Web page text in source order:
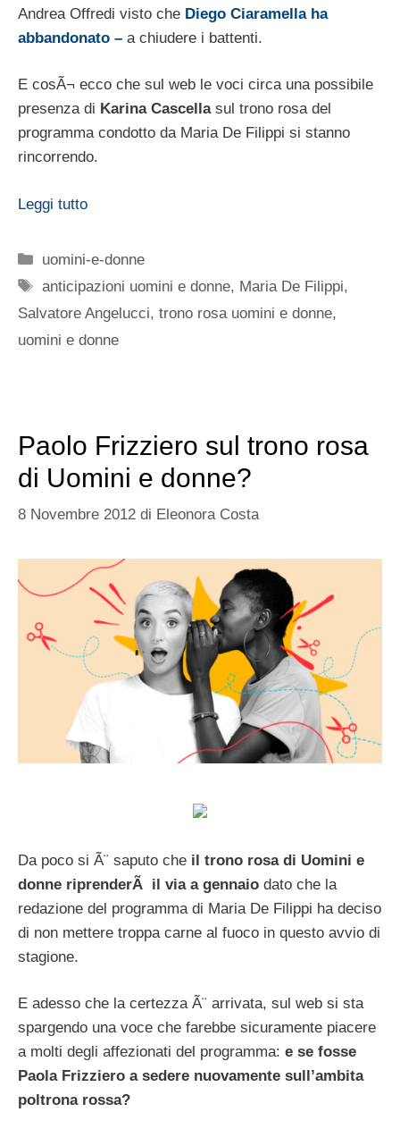
Andrea Offredi visto che Diego Ciaramella ha
abbandonato – a chiudere i battenti.
E cosÃ¬ ecco che sul web le voci circa una possibile
presenza di Karina Cascellasul trono rosa del
programma condotto da Maria De Filippi si stanno
rincorrendo.
Leggi tutto
Categorie
uomini-e-donne
Tag
anticipazioni uomini e donne, Maria De Filippi,
Salvatore Angelucci, trono rosa uomini e donne,
uomini e donne
Paolo Frizziero sul trono rosa
di Uomini e donne?
8 Novembre 2012 di Eleonora Costa
Da poco si Ã¨ saputo che il trono rosa di Uomini e
donne riprenderÃ il via a gennaio dato che la
redazione del programma di Maria De Filippi ha deciso
di non mettere troppa carne al fuoco in questo avvio di
stagione.
E adesso che la certezza Ã¨ arrivata, sul web si sta
spargendo una voce che farebbe sicuramente piacere
a molti degli affezionati del programma: e se fosse
Paola Frizziero a sedere nuovamente sull’ambita
poltrona rossa?